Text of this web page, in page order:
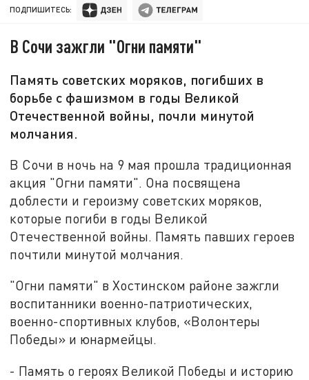
ПОДПИШИТЕСЬ:
В Сочи зажгли "Огни памяти"
Память советских моряков, погибших в
борьбе с фашизмом в годы Великой
Отечественной войны, почли минутой
молчания.
В Сочи в ночь на 9 мая прошла традиционная
акция "Огни памяти". Она посвящена
доблести и героизму советских моряков,
которые погиби в годы Великой
Отечественной войны. Память павших героев
почтили минутой молчания.
"Огни памяти" в Хостинском районе зажгли
воспитанники военно-патриотических,
военно-спортивных клубов, «Волонтеры
Победы» и юнармейцы.
- Память о героях Великой Победы и историю